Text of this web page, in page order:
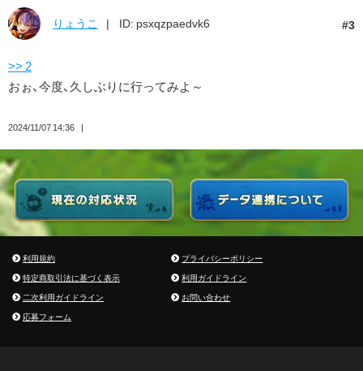
3
りょうこ ID: psxqzpaedvk6
>> 2
おぉ、今度、久しぶりに行ってみよ～
2024/11/07 14:36
利用規約
プライバシーポリシー
特定商取引法に基づく表示
利用ガイドライン
二次利用ガイドライン
お問い合わせ
応募フォーム